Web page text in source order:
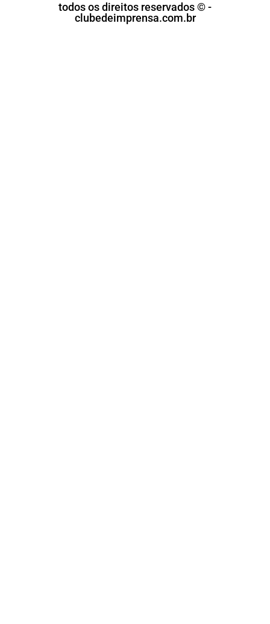
todos os direitos reservados © -
clubedeimprensa.com.br